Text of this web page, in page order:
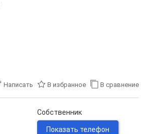
Написать В избранное В сравнение
Собственник
Показать телефон